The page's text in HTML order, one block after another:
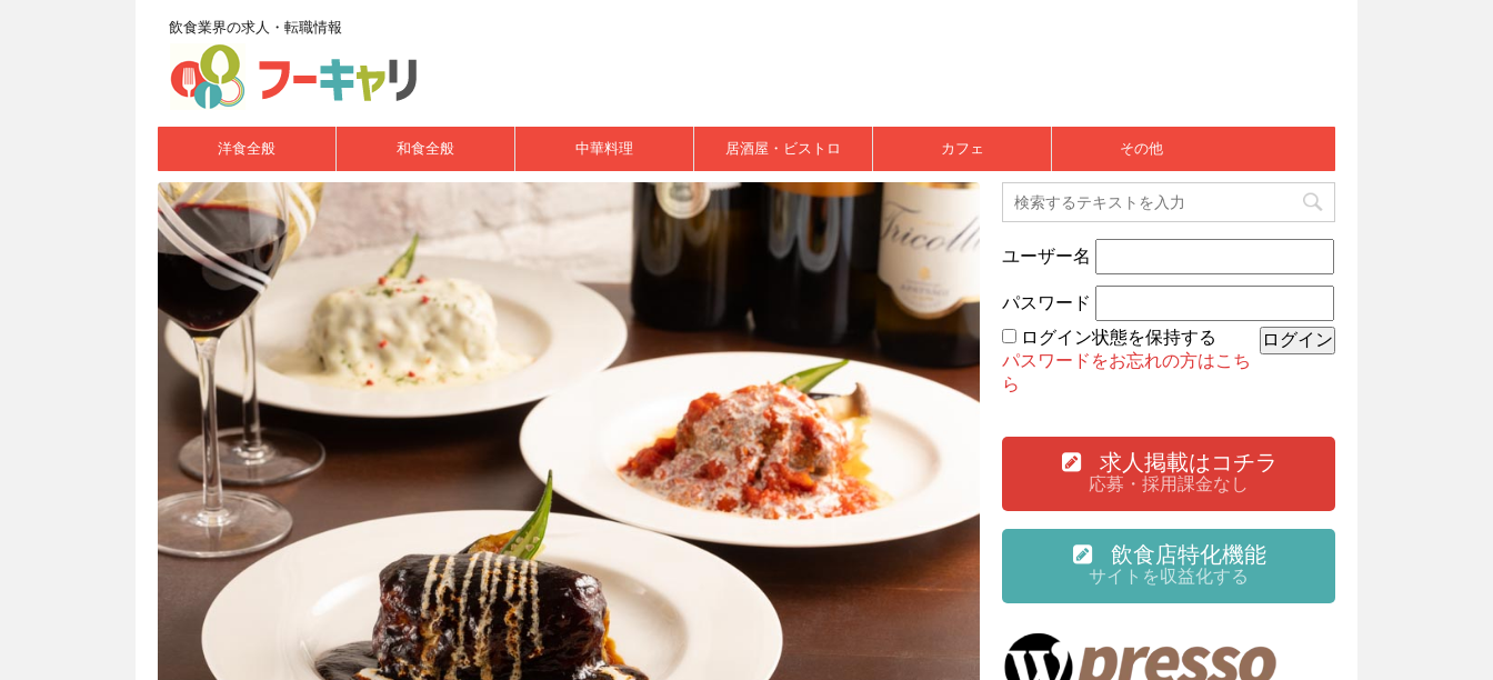
飲食業界の求人・転職情報
洋食全般 和食全般 中華料理 居酒屋・ビストロ カフェ その他
ユーザー名
パスワード
ログイン状態を保持する
パスワードをお忘れの方はこち
ら
求人掲載はコチラ
応募・採用課金なし
飲食店特化機能
サイトを収益化する